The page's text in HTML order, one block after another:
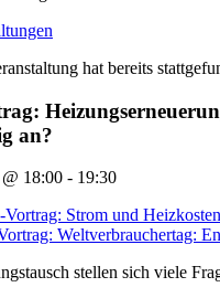
hat bereits
an?
18:00 - 19:30
Strom und
Weltverbrauchertag:
stellen sich viele